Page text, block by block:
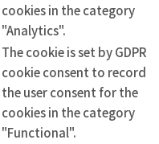
cookies in the category
"Analytics".
The cookie is set by GDPR
cookie consent to record
the user consent for the
cookies in the category
"Functional".